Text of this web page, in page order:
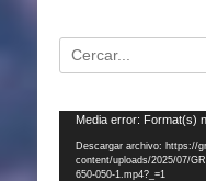
Buscar:
Reproductor
vídeo
Media error: Format(s)
Descargar archivo: https://
content/uploads/2025/07/
650-050-1.mp4?_=1